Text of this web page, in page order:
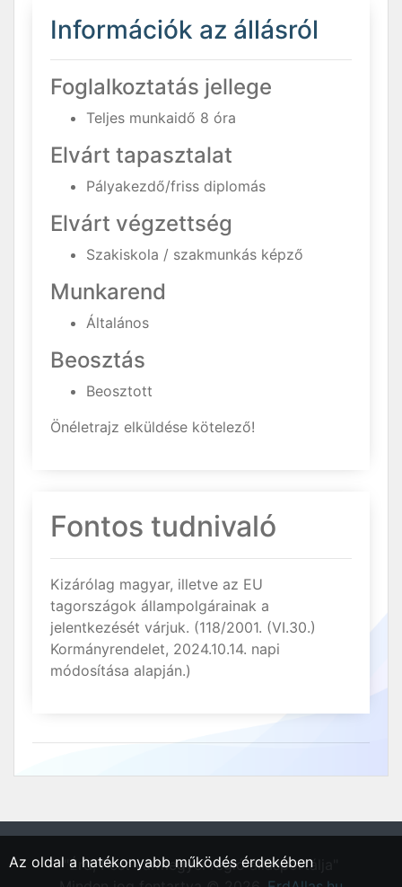
Információk az állásról
Foglalkoztatás jellege
Teljes munkaidő 8 óra
Elvárt tapasztalat
Pályakezdő/friss diplomás
Elvárt végzettség
Szakiskola / szakmunkás képző
Munkarend
Általános
Beosztás
Beosztott
Önéletrajz elküldése kötelező!
Fontos tudnivaló
Kizárólag magyar, illetve az EU
tagországok állampolgárainak a
jelentkezését várjuk. (118/2001. (VI.30.)
Kormányrendelet, 2024.10.14. napi
módosítása alapján.)
"Érd, Pest vármegyei régió állásportálja"
Az oldal a hatékonyabb működés érdekében